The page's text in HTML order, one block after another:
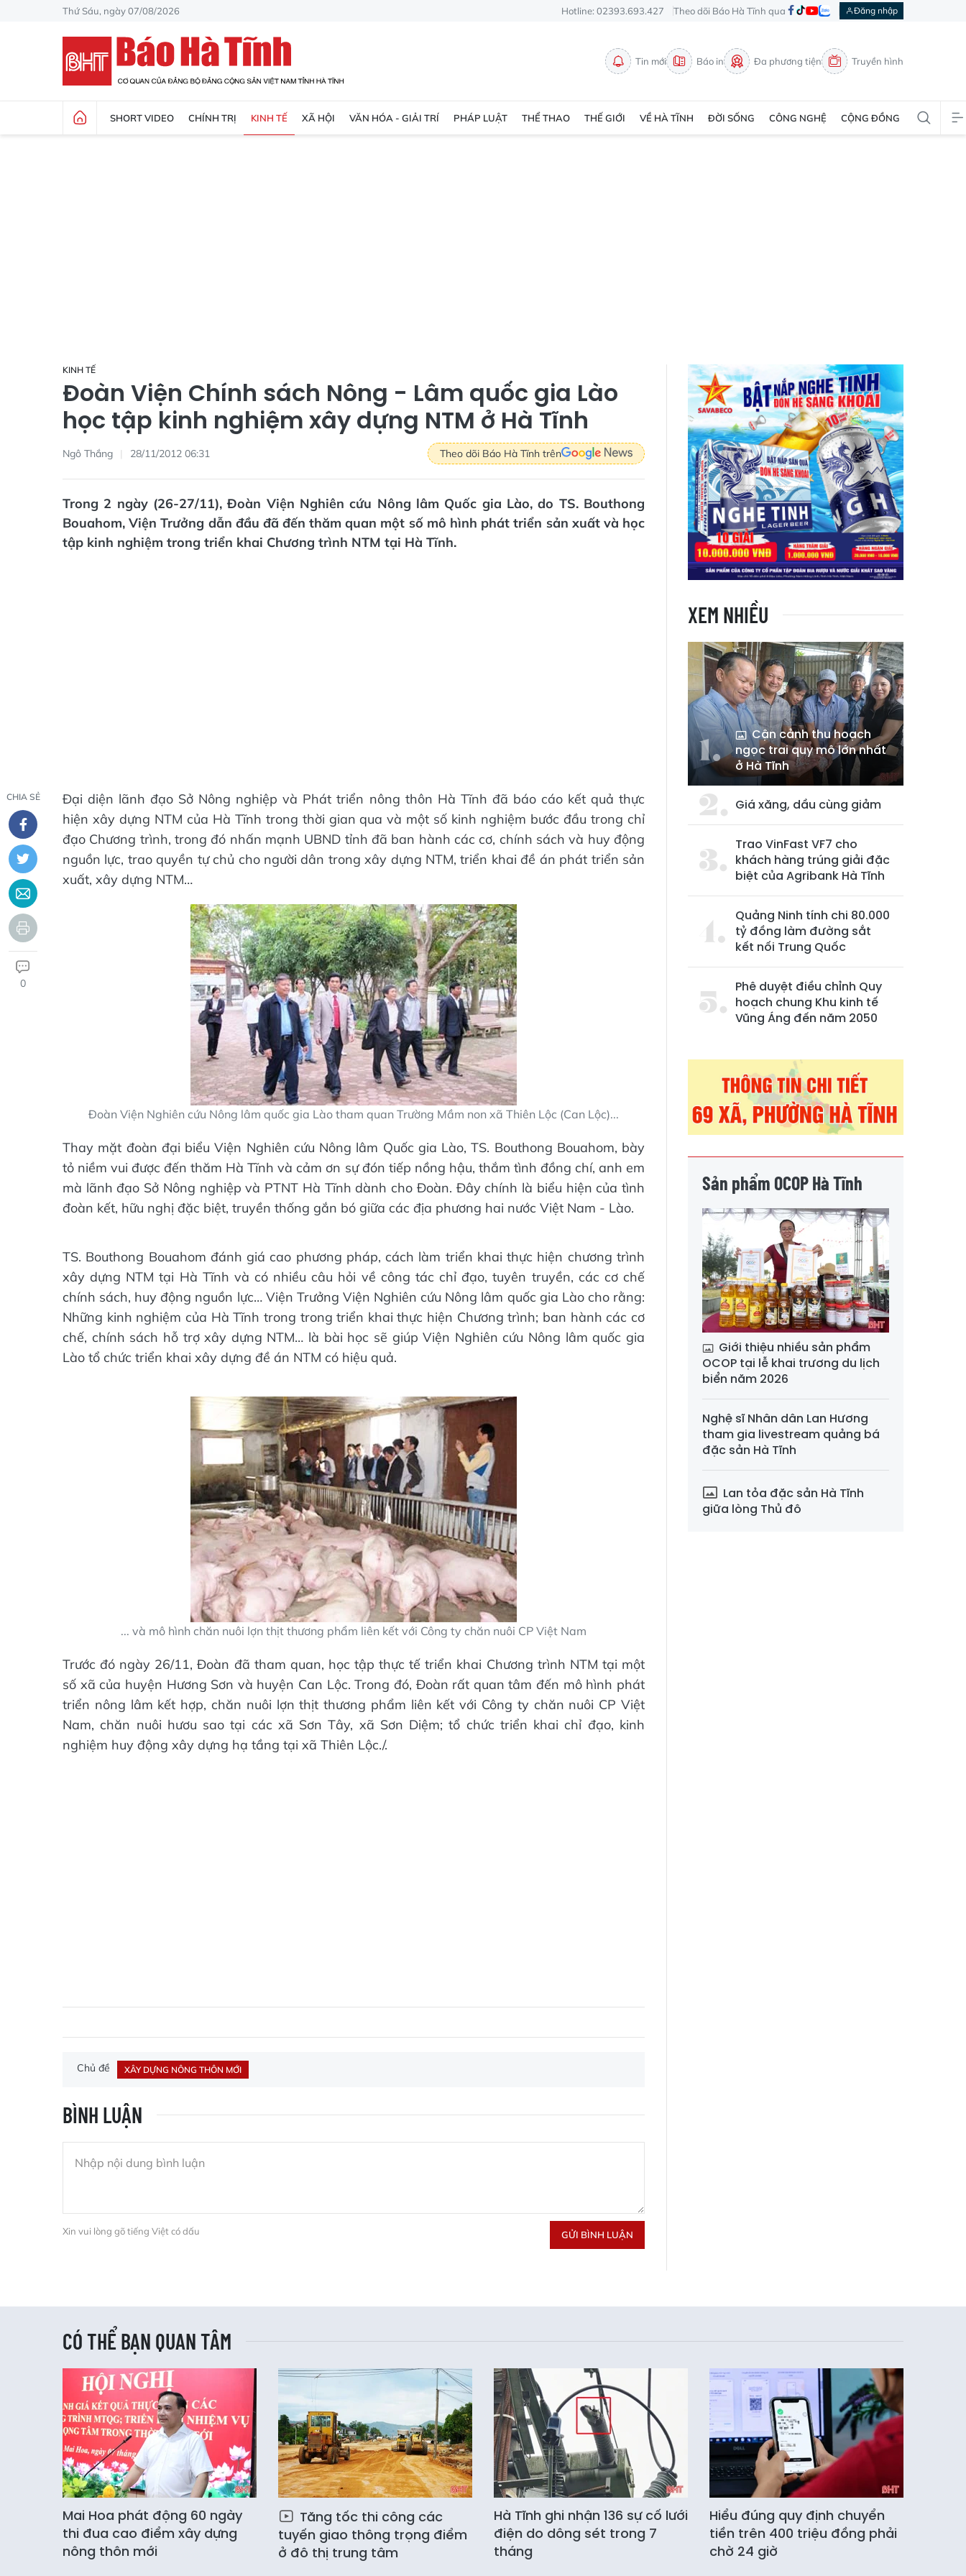
Thứ Sáu, ngày 07/08/2026 Hotline: 02393.693.427 Theo dõi Báo Hà Tĩnh qua Đăng nhập
Tin mới Báo in Đa phương tiện Truyền hình
SHORT VIDEO CHÍNH TRỊ KINH TẾ XÃ HỘI VĂN HÓA - GIẢI TRÍ PHÁP LUẬT THỂ THAO THẾ GIỚI VỀ HÀ TĨNH ĐỜI SỐNG CÔNG NGHỆ CỘNG ĐỒNG
KINH TẾ
Đoàn Viện Chính sách Nông - Lâm quốc gia Lào
học tập kinh nghiệm xây dựng NTM ở Hà Tĩnh
Ngô Thắng 28/11/2012 06:31 Theo dõi Báo Hà Tĩnh trên
Trong 2 ngày (26-27/11), Đoàn Viện Nghiên cứu Nông lâm Quốc gia Lào, do TS. Bouthong
Bouahom, Viện Trưởng dẫn đầu đã đến thăm quan một số mô hình phát triển sản xuất và học
tập kinh nghiệm trong triển khai Chương trình NTM tại Hà Tĩnh.
CHIA SẺ
0
Đại diện lãnh đạo Sở Nông nghiệp và Phát triển nông thôn Hà Tĩnh đã báo cáo kết quả thực
hiện xây dựng NTM của Hà Tĩnh trong thời gian qua và một số kinh nghiệm bước đầu trong chỉ
đạo Chương trình, trong đó nhấn mạnh UBND tỉnh đã ban hành các cơ, chính sách và huy động
nguồn lực, trao quyền tự chủ cho người dân trong xây dựng NTM, triển khai đề án phát triển sản
xuất, xây dựng NTM…
Đoàn Viện Nghiên cứu Nông lâm quốc gia Lào tham quan Trường Mầm non xã Thiên Lộc (Can Lộc)...
Thay mặt đoàn đại biểu Viện Nghiên cứu Nông lâm Quốc gia Lào, TS. Bouthong Bouahom, bày
tỏ niềm vui được đến thăm Hà Tĩnh và cảm ơn sự đón tiếp nồng hậu, thắm tình đồng chí, anh em
mà lãnh đạo Sở Nông nghiệp và PTNT Hà Tĩnh dành cho Đoàn. Đây chính là biểu hiện của tình
đoàn kết, hữu nghị đặc biệt, truyền thống gắn bó giữa các địa phương hai nước Việt Nam - Lào.
TS. Bouthong Bouahom đánh giá cao phương pháp, cách làm triển khai thực hiện chương trình
xây dựng NTM tại Hà Tĩnh và có nhiều câu hỏi về công tác chỉ đạo, tuyên truyền, các cơ chế
chính sách, huy động nguồn lực… Viện Trưởng Viện Nghiên cứu Nông lâm quốc gia Lào cho rằng:
Những kinh nghiệm của Hà Tĩnh trong trong triển khai thực hiện Chương trình; ban hành các cơ
chế, chính sách hỗ trợ xây dựng NTM… là bài học sẽ giúp Viện Nghiên cứu Nông lâm quốc gia
Lào tổ chức triển khai xây dựng đề án NTM có hiệu quả.
... và mô hình chăn nuôi lợn thịt thương phẩm liên kết với Công ty chăn nuôi CP Việt Nam
Trước đó ngày 26/11, Đoàn đã tham quan, học tập thực tế triển khai Chương trình NTM tại một
số xã của huyện Hương Sơn và huyện Can Lộc. Trong đó, Đoàn rất quan tâm đến mô hình phát
triển nông lâm kết hợp, chăn nuôi lợn thịt thương phẩm liên kết với Công ty chăn nuôi CP Việt
Nam, chăn nuôi hươu sao tại các xã Sơn Tây, xã Sơn Diệm; tổ chức triển khai chỉ đạo, kinh
nghiệm huy động xây dựng hạ tầng tại xã Thiên Lộc./.
Chủ đề XÂY DỰNG NÔNG THÔN MỚI
BÌNH LUẬN
Xin vui lòng gõ tiếng Việt có dấu GỬI BÌNH LUẬN
XEM NHIỀU
Cận cảnh thu hoạch
ngọc trai quy mô lớn nhất
ở Hà Tĩnh
Giá xăng, dầu cùng giảm
Trao VinFast VF7 cho
khách hàng trúng giải đặc
biệt của Agribank Hà Tĩnh
Quảng Ninh tính chi 80.000
tỷ đồng làm đường sắt
kết nối Trung Quốc
Phê duyệt điều chỉnh Quy
hoạch chung Khu kinh tế
Vũng Áng đến năm 2050
Sản phẩm OCOP Hà Tĩnh
Giới thiệu nhiều sản phẩm
OCOP tại lễ khai trương du lịch
biển năm 2026
Nghệ sĩ Nhân dân Lan Hương
tham gia livestream quảng bá
đặc sản Hà Tĩnh
Lan tỏa đặc sản Hà Tĩnh
giữa lòng Thủ đô
CÓ THỂ BẠN QUAN TÂM
Mai Hoa phát động 60 ngày
thi đua cao điểm xây dựng
nông thôn mới
Tăng tốc thi công các
tuyến giao thông trọng điểm
ở đô thị trung tâm
Hà Tĩnh ghi nhận 136 sự cố lưới
điện do dông sét trong 7
tháng
Hiểu đúng quy định chuyển
tiền trên 400 triệu đồng phải
chờ 24 giờ